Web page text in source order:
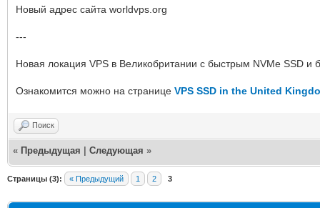
Новый адрес сайта worldvps.org
---
Новая локация VPS в Великобритании с быстрым NVMe SSD
Ознакомится можно на странице VPS SSD in the United
Поиск
« Предыдущая Следующая »
Страницы (3): « Предыдущий 1 2 3